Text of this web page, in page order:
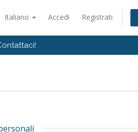
Italiano Accedi Registrati